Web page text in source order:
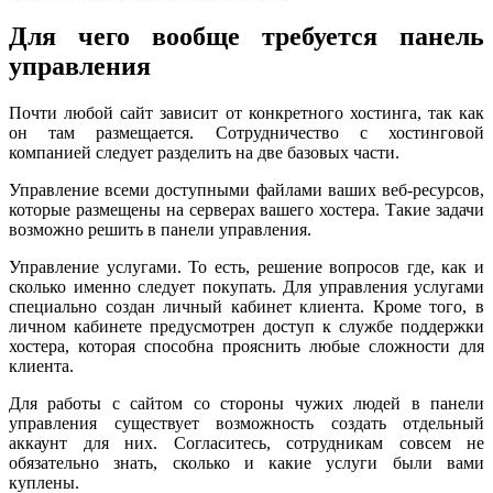
Для чего вообще требуется панель
управления
Почти любой сайт зависит от конкретного хостинга, так как
он там размещается. Сотрудничество с хостинговой
компанией следует разделить на две базовых части.
Управление всеми доступными файлами ваших веб-ресурсов,
которые размещены на серверах вашего хостера. Такие задачи
возможно решить в панели управления.
Управление услугами. То есть, решение вопросов где, как и
сколько именно следует покупать. Для управления услугами
специально создан личный кабинет клиента. Кроме того, в
личном кабинете предусмотрен доступ к службе поддержки
хостера, которая способна прояснить любые сложности для
клиента.
Для работы с сайтом со стороны чужих людей в панели
управления существует возможность создать отдельный
аккаунт для них. Согласитесь, сотрудникам совсем не
обязательно знать, сколько и какие услуги были вами
куплены.